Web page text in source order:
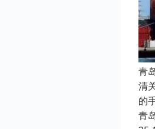
青
清
的
青